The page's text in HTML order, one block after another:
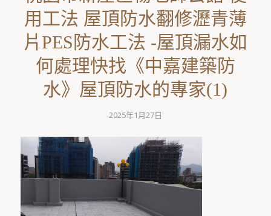
用工法 屋頂防水翻修瀝青薄
片PES防水工法 -屋頂漏水如
何處理快找《中嘉建築防
水》屋頂防水的專家(1)
2025年1月27日